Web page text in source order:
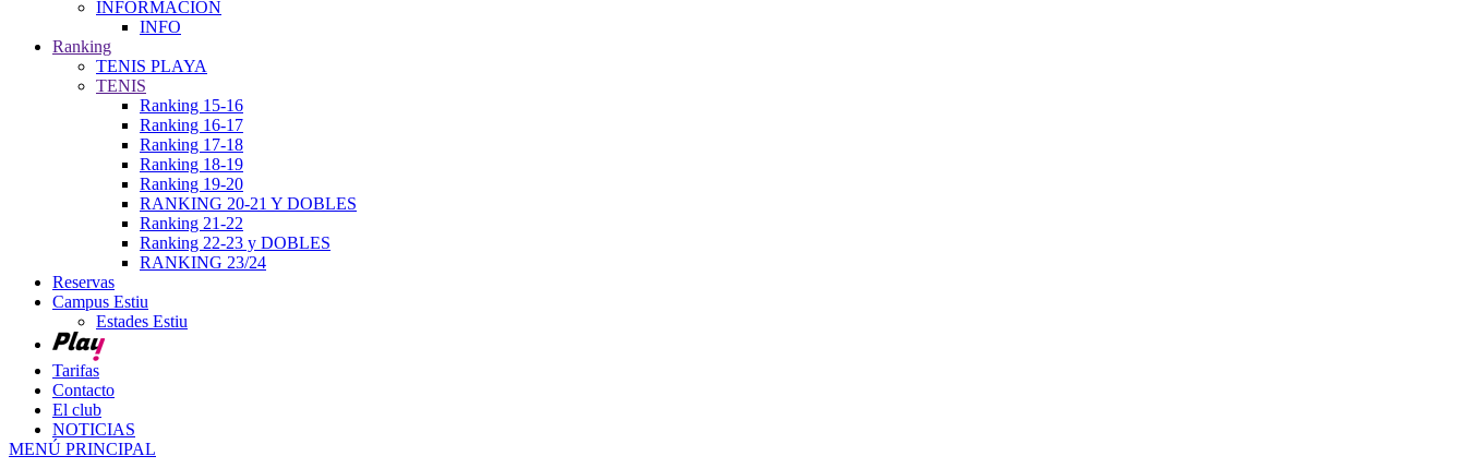
INFORMACION
INFO
Ranking
TENIS PLAYA
TENIS
Ranking 15-16
Ranking 16-17
Ranking 17-18
Ranking 18-19
Ranking 19-20
RANKING 20-21 Y DOBLES
Ranking 21-22
Ranking 22-23 y DOBLES
RANKING 23/24
Reservas
Campus Estiu
Estades Estiu
Tarifas
Contacto
El club
NOTICIAS
MENÚ PRINCIPAL